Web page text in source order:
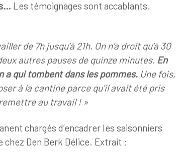
Les témoignages sont accablants.
de 7h jusqu’à 21h. On n’a droit qu’à 30
autres pauses de quinze minutes. En
a qui tombent dans les pommes. Une fois,
à la cantine parce qu’il avait été pris
au travail ! »
chargés d’encadrer les saisonniers
Den Berk Délice. Extrait :